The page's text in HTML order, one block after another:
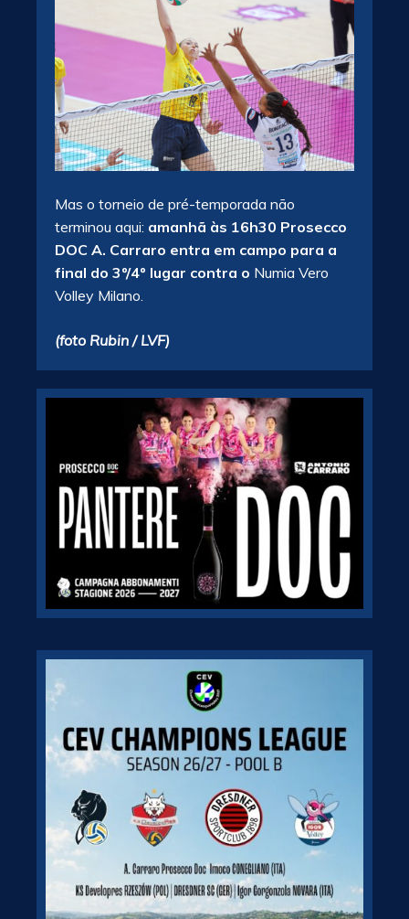
Mas o torneio de pré-temporada não
terminou aqui: amanhã às 16h30 Prosecco
DOC A. Carraro entra em campo para a
final do 3º/4º lugar contra o Numia Vero
Volley Milano.
(foto Rubin / LVF)